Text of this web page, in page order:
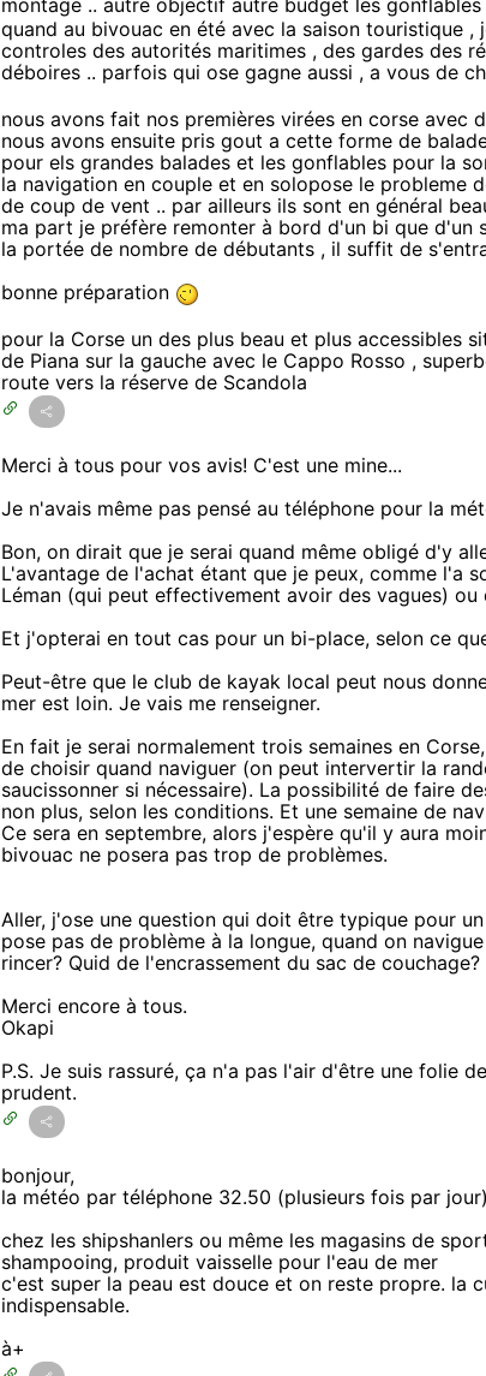
quand au bivouac en été avec la saison touristique ,
controles des autorités maritimes , des gardes des
déboires .. parfois qui ose gagne aussi , a vous de
nous avons fait nos premières virées en corse avec
nous avons ensuite pris gout a cette forme de
pour els grandes balades et les gonflables pour la
la navigation en couple et en solopose le probleme
de coup de vent .. par ailleurs ils sont en général
ma part je préfère remonter à bord d'un bi que d'un
la portée de nombre de débutants , il suffit de
bonne préparation
pour la Corse un des plus beau et plus accessibles
de Piana sur la gauche avec le Cappo Rosso ,
route vers la réserve de Scandola
Merci à tous pour vos avis! C'est une mine...
Je n'avais même pas pensé au téléphone pour la
Bon, on dirait que je serai quand même obligé d'y
L'avantage de l'achat étant que je peux, comme l'a
Léman (qui peut effectivement avoir des vagues) ou
Et j'opterai en tout cas pour un bi-place, selon ce
Peut-être que le club de kayak local peut nous
mer est loin. Je vais me renseigner.
En fait je serai normalement trois semaines en
de choisir quand naviguer (on peut intervertir la
saucissonner si nécessaire). La possibilité de faire
non plus, selon les conditions. Et une semaine de
Ce sera en septembre, alors j'espère qu'il y aura
bivouac ne posera pas trop de problèmes.
Aller, j'ose une question qui doit être typique pour
pose pas de problème à la longue, quand on
rincer? Quid de l'encrassement du sac de couchage?
Merci encore à tous.
Okapi
P.S. Je suis rassuré, ça n'a pas l'air d'être une folie
prudent.
bonjour,
la météo par téléphone 32.50 (plusieurs fois par jour)
chez les shipshanlers ou même les magasins de
shampooing, produit vaisselle pour l'eau de mer
c'est super la peau est douce et on reste propre. la
indispensable.
à+